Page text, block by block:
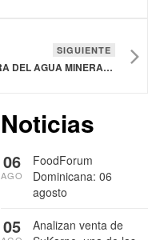
SIGUIENTE
GRUPO GLORIA ANUNCIÓ LA COMPRA DEL AGUA MINERAL SAN MATEO A BACKUS
Noticias
FoodForum
Dominicana: 06
agosto
06
AGO
Analizan venta de
05